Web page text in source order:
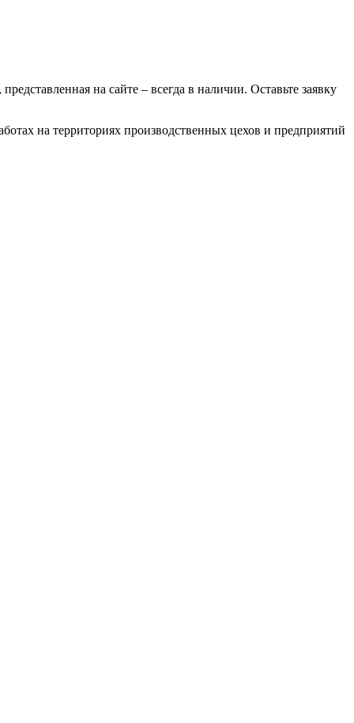
на сайте – всегда в наличии. Оставьте заявку
на территориях производственных цехов и предприятий